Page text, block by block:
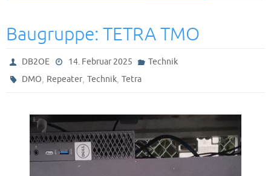
Baugruppe: TETRA TMO
DB2OE 14. Februar 2025
Technik
DMO, Repeater,Technik,Tetra